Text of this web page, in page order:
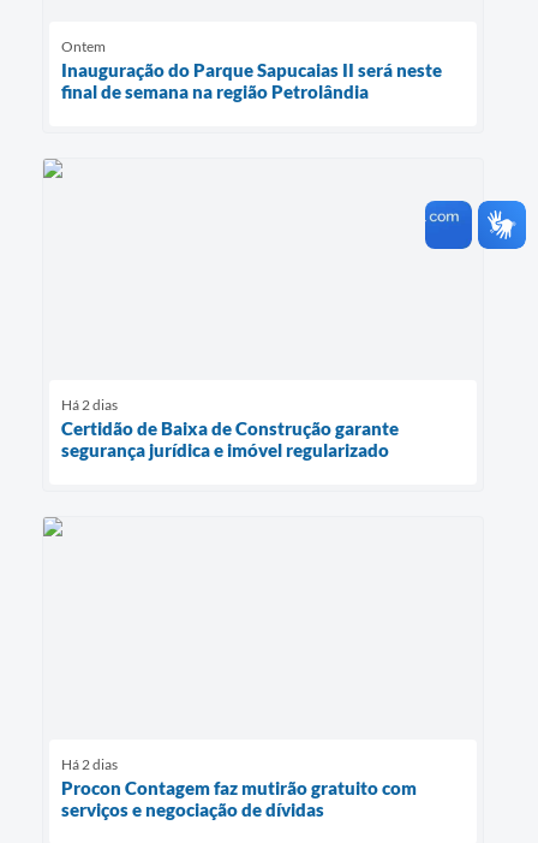
Ontem
Inauguração do Parque Sapucaias II será neste
final de semana na região Petrolândia
Há 2 dias
Certidão de Baixa de Construção garante
segurança jurídica e imóvel regularizado
Há 2 dias
Procon Contagem faz mutirão gratuito com
serviços e negociação de dívidas